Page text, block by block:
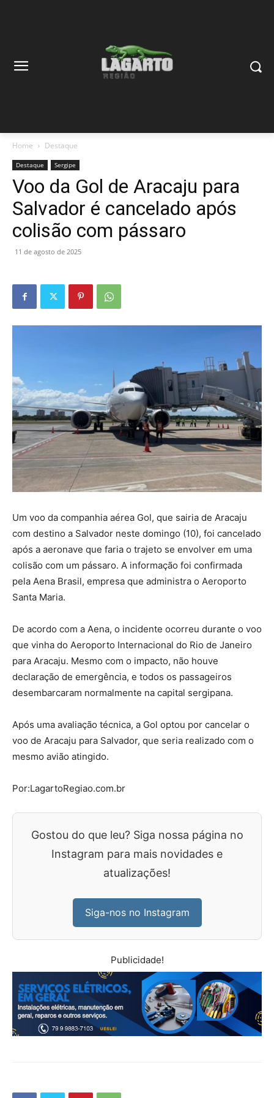
Home Destaque
Destaque Sergipe
Voo da Gol de Aracaju para
Salvador é cancelado após
colisão com pássaro
11 de agosto de 2025
Um voo da companhia aérea Gol, que sairia de Aracaju
com destino a Salvador neste domingo (10), foi cancelado
após a aeronave que faria o trajeto se envolver em uma
colisão com um pássaro. A informação foi confirmada
pela Aena Brasil, empresa que administra o Aeroporto
Santa Maria.
De acordo com a Aena, o incidente ocorreu durante o voo
que vinha do Aeroporto Internacional do Rio de Janeiro
para Aracaju. Mesmo com o impacto, não houve
declaração de emergência, e todos os passageiros
desembarcaram normalmente na capital sergipana.
Após uma avaliação técnica, a Gol optou por cancelar o
voo de Aracaju para Salvador, que seria realizado com o
mesmo avião atingido.
Por:LagartoRegiao.com.br
Gostou do que leu? Siga nossa página no
Instagram para mais novidades e
atualizações!
Siga-nos no Instagram
Publicidade!